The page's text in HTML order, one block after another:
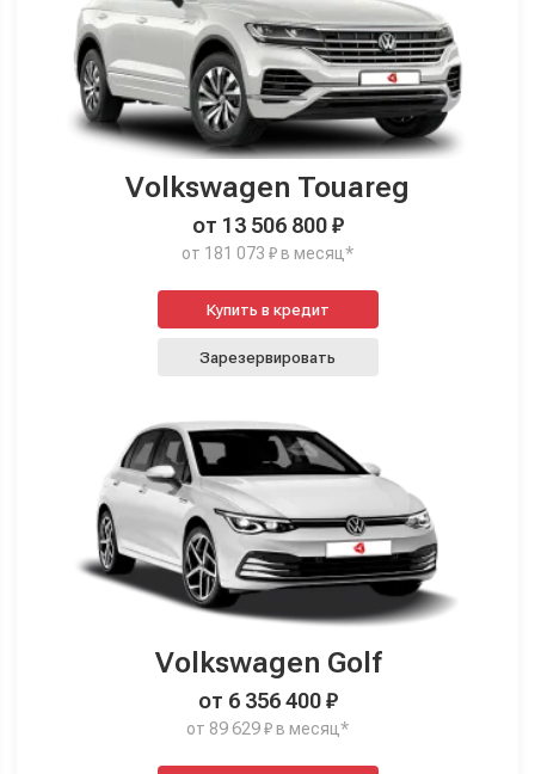
Volkswagen Touareg
от 13 506 800 ₽
от 181 073 ₽ в месяц*
Купить в кредит
Зарезервировать
Volkswagen Golf
от 6 356 400 ₽
от 89 629 ₽ в месяц*